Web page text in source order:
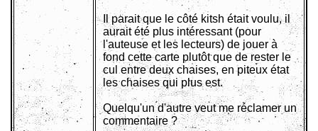
Il parait que le côté kitsh était voulu, il
aurait été plus intéressant (pour
l'auteuse et les lecteurs) de jouer à
fond cette carte plutôt que de rester le
cul entre deux chaises, en piteux état
les chaises qui plus est.
Quelqu'un d'autre veut me réclamer un
commentaire ?